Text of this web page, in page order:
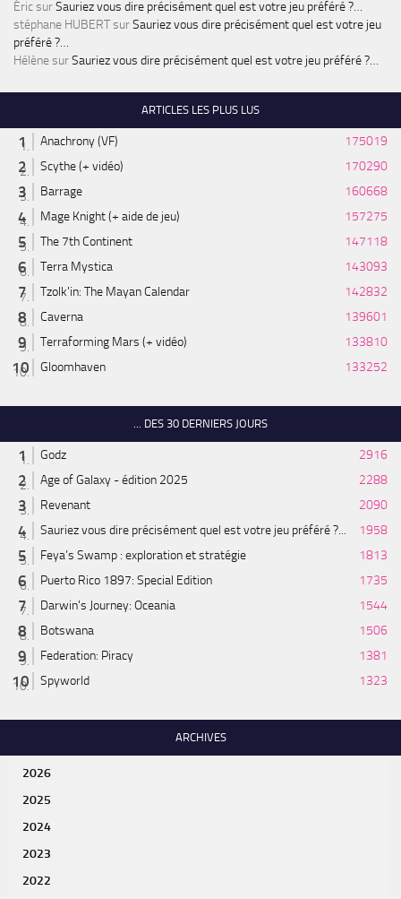
ÉricsurSauriez vous dire précisément quel est votre jeu préféré ?…
stéphane HUBERTsurSauriez vous dire précisément quel est votre jeu
préféré ?…
HélènesurSauriez vous dire précisément quel est votre jeu préféré ?…
ARTICLES LES PLUS LUS
Anachrony (VF)
175019
Scythe (+ vidéo)
170290
Barrage
160668
Mage Knight (+ aide de jeu)
157275
The 7th Continent
147118
Terra Mystica
143093
Tzolk'in: The Mayan Calendar
142832
Caverna
139601
Terraforming Mars (+ vidéo)
133810
Gloomhaven
133252
... DES 30 DERNIERS JOURS
Godz
2916
Age of Galaxy - édition 2025
2288
Revenant
2090
Sauriez vous dire précisément quel est votre jeu préféré ?...
1958
Feya’s Swamp : exploration et stratégie
1813
Puerto Rico 1897: Special Edition
1735
Darwin's Journey: Oceania
1544
Botswana
1506
Federation: Piracy
1381
Spyworld
1323
ARCHIVES
2026
2025
2024
2023
2022